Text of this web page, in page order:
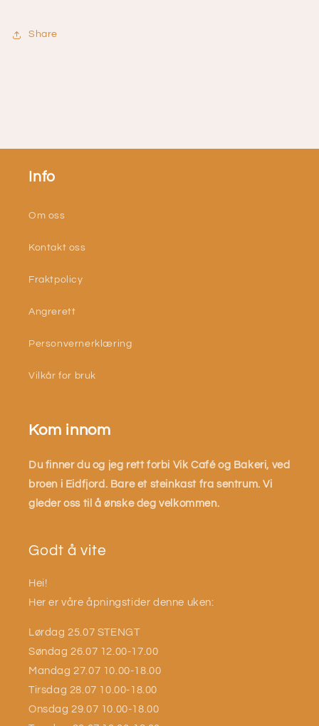
Share
Info
Om oss
Kontakt oss
Fraktpolicy
Angrerett
Personvernerklæring
Vilkår for bruk
Kom innom
Du finner du og jeg rett forbi Vik Café og Bakeri, ved
broen i Eidfjord. Bare et steinkast fra sentrum. Vi
gleder oss til å ønske deg velkommen.
Godt å vite
Hei!
Her er våre åpningstider denne uken:
Lørdag 25.07 STENGT
Søndag 26.07 12.00-17.00
Mandag 27.07 10.00-18.00
Tirsdag 28.07 10.00-18.00
Onsdag 29.07 10.00-18.00